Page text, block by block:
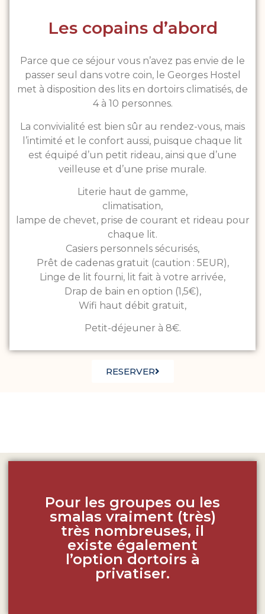
Les copains d’abord
Parce que ce séjour vous n’avez pas envie de le
passer seul dans votre coin, le Georges Hostel
met à disposition des lits en dortoirs climatisés, de
4 à 10 personnes.
La convivialité est bien sûr au rendez-vous, mais
l’intimité et le confort aussi, puisque chaque lit
est équipé d’un petit rideau, ainsi que d’une
veilleuse et d’une prise murale.
Literie haut de gamme,
climatisation,
lampe de chevet, prise de courant et rideau pour
chaque lit.
Casiers personnels sécurisés,
Prêt de cadenas gratuit (caution : 5EUR),
Linge de lit fourni, lit fait à votre arrivée,
Drap de bain en option (1,5€),
Wifi haut débit gratuit,
Petit-déjeuner à 8€.
RESERVER
Pour les groupes ou les
smalas vraiment (très)
très nombreuses, il
existe également
l’option dortoirs à
privatiser.